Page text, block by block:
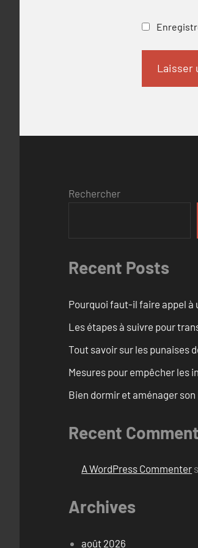
Rechercher
Recent Posts
Pourquoi faut-il faire appel à
Les étapes à suivre pour
Tout savoir sur les punaises
Mesures pour empêcher les
Bien dormir et aménager
Recent
A WordPress Commenter
Archives
août 2026